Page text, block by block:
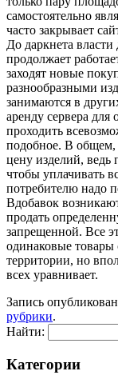
самостоятельно
часто закрывает
До даркнета власти
продолжает
заходят новые
разнообразными
занимаются в
аренду сервера
проходить
подобное. В общем,
цену изделий,
чтобы уплачивать
потребителю надо
Вдобавок
продать
запрещенной. Все
одинаковые товары
территории, но
всех уравнивает.
Запись
рубрики.
Найти:
Категории